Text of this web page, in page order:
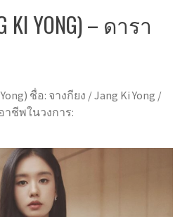
KI YONG) – ดารา
ชื่อ: จางกียง / Jang Ki Yong /
าชีพในวงการ: